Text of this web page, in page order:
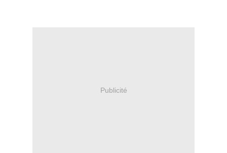
Publicité